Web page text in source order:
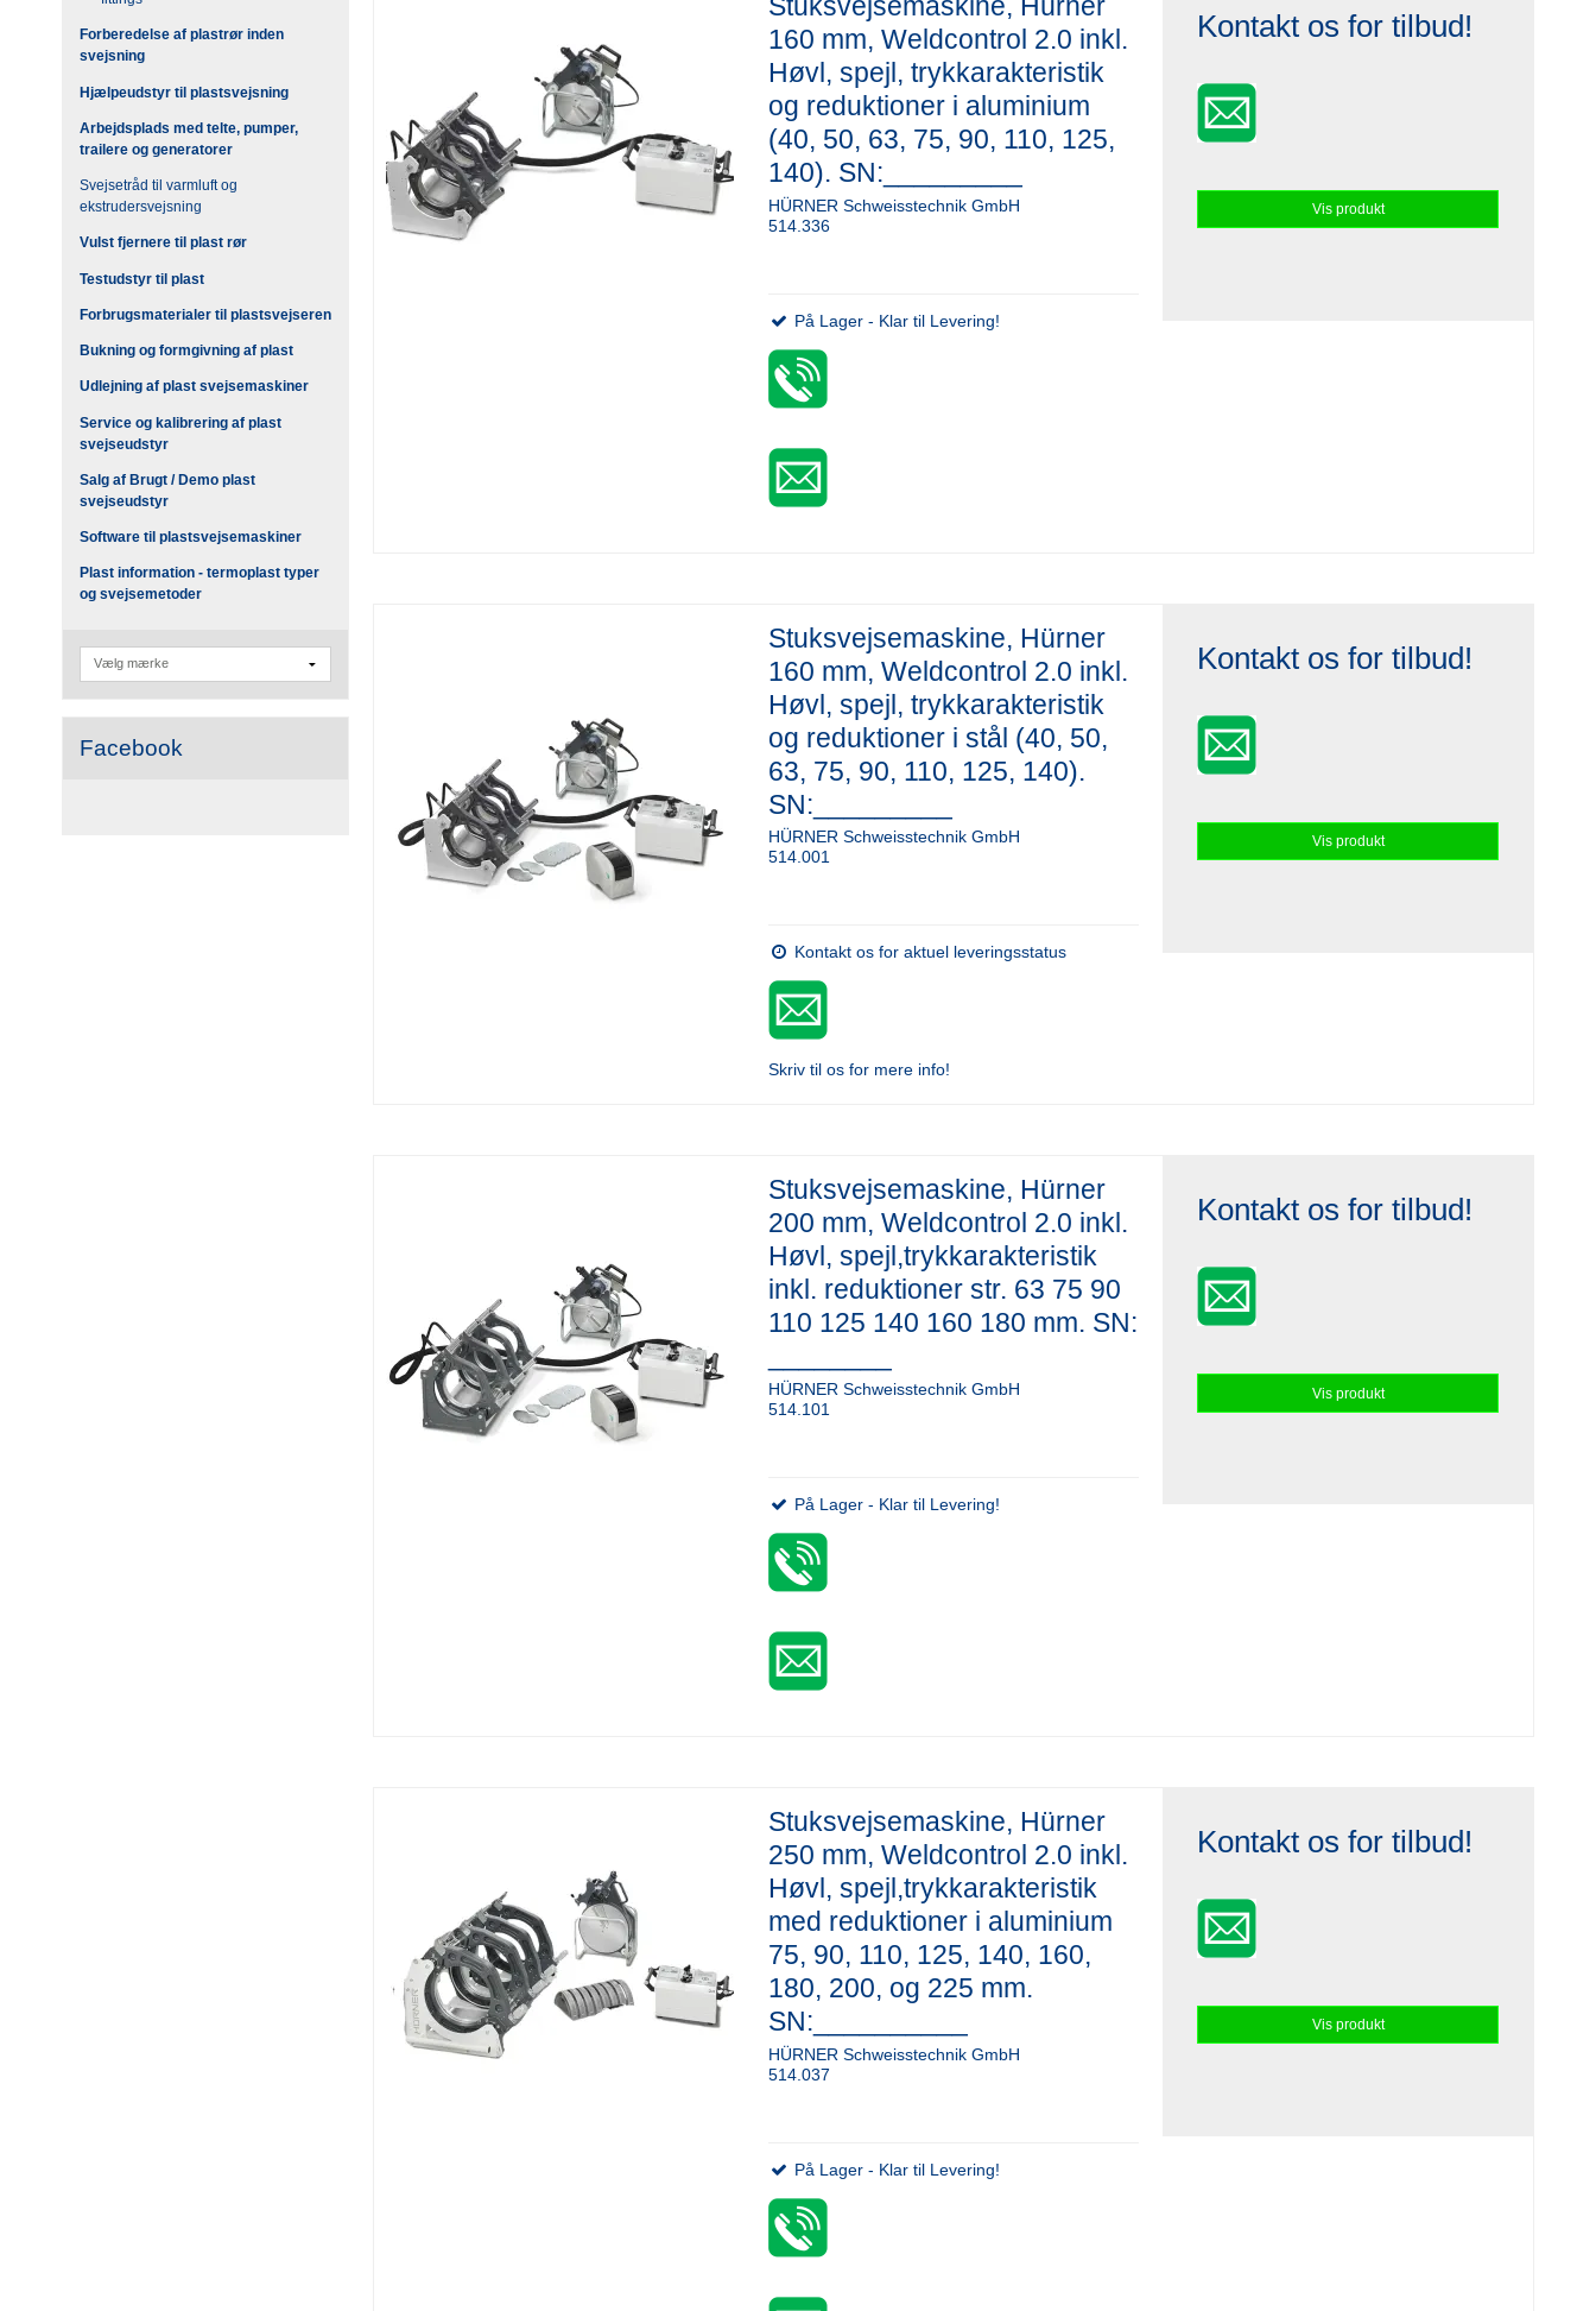
Forberedelse af plastrør inden
svejsning
Hjælpeudstyr til plastsvejsning
Arbejdsplads med telte, pumper,
trailere og generatorer
Svejsetråd til varmluft og
ekstrudersvejsning
Vulst fjernere til plast rør
Testudstyr til plast
Forbrugsmaterialer til plastsvejseren
Bukning og formgivning af plast
Udlejning af plast svejsemaskiner
Service og kalibrering af plast
svejseudstyr
Salg af Brugt / Demo plast
svejseudstyr
Software til plastsvejsemaskiner
Plast information - termoplast typer
og svejsemetoder
Facebook
160 mm, Weldcontrol 2.0 inkl.
Høvl, spejl, trykkarakteristik
og reduktioner i aluminium
(40, 50, 63, 75, 90, 110, 125,
140). SN:_________
HÜRNER Schweisstechnik GmbH
514.336
På Lager - Klar til Levering!
Kontakt os for tilbud!
Vis produkt
Stuksvejsemaskine, Hürner
160 mm, Weldcontrol 2.0 inkl.
Høvl, spejl, trykkarakteristik
og reduktioner i stål (40, 50,
63, 75, 90, 110, 125, 140).
SN:_________
HÜRNER Schweisstechnik GmbH
514.001
Kontakt os for aktuel leveringsstatus
Skriv til os for mere info!
Kontakt os for tilbud!
Vis produkt
Stuksvejsemaskine, Hürner
200 mm, Weldcontrol 2.0 inkl.
Høvl, spejl,trykkarakteristik
inkl. reduktioner str. 63 75 90
110 125 140 160 180 mm. SN:
HÜRNER Schweisstechnik GmbH
514.101
På Lager - Klar til Levering!
Kontakt os for tilbud!
Vis produkt
Stuksvejsemaskine, Hürner
250 mm, Weldcontrol 2.0 inkl.
Høvl, spejl,trykkarakteristik
med reduktioner i aluminium
75, 90, 110, 125, 140, 160,
180, 200, og 225 mm.
SN:__________
HÜRNER Schweisstechnik GmbH
514.037
På Lager - Klar til Levering!
Kontakt os for tilbud!
Vis produkt